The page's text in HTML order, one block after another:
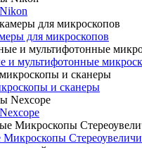
для микроскопов
и мультифотонные
и сканеры
Микроскопы